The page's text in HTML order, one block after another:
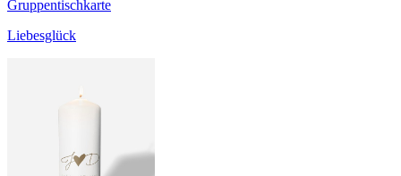
Gruppentischkarte
Liebesglück